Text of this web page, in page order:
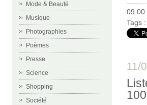
Mode & Beauté
Musique
Photographies
Poèmes
Presse
Science
Shopping
Société
09:00
Tags :
11/